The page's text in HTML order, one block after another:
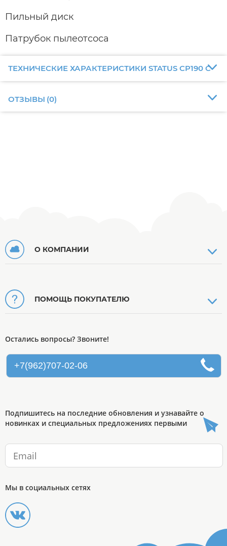
Пильный диск
Патрубок пылеотсоса
ТЕХНИЧЕСКИЕ ХАРАКТЕРИСТИКИ STATUS CP190 C
ОТЗЫВЫ (0)
О КОМПАНИИ
ПОМОЩЬ ПОКУПАТЕЛЮ
Остались вопросы? Звоните!
+7(962)707-02-06
Подпишитесь на последние обновления и узнавайте о
новинках и специальных предложениях первыми
Мы в социальных сетях